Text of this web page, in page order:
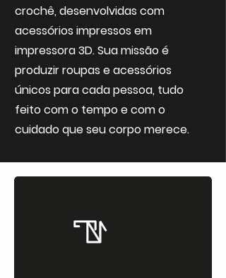
crochê, desenvolvidas com
acessórios impressos em
impressora 3D. Sua missão é
produzir roupas e acessórios
únicos para cada pessoa, tudo
feito com o tempo e com o
cuidado que seu corpo merece.